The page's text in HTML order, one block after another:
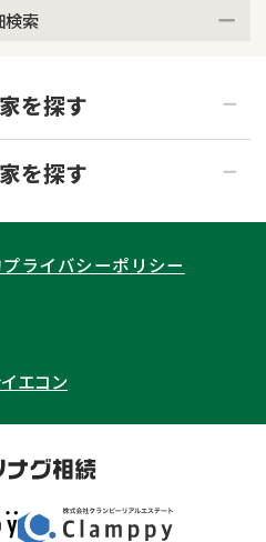
検索
土日祝の相談可能
を探す
青森県
宮城県
神奈川県
群馬県
山梨県
京都府
奈良県
和歌山県
石川県
富山県
岡山県
を探す
遺産分割
成年後見・任意後見
相続財産調査
相続トラブル
プライバシーポリシー
イエコン